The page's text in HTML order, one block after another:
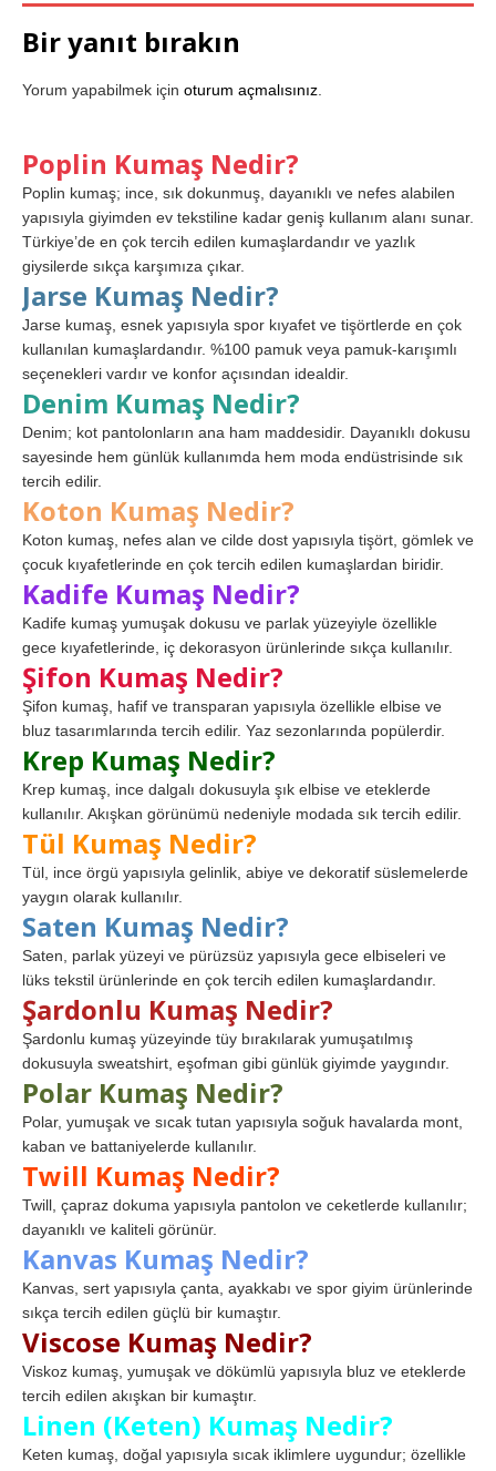
Bir yanıt bırakın
Yorum yapabilmek için oturum açmalısınız
Poplin Kumaş Nedir?
Poplin kumaş; ince, sık dokunmuş, dayanıklı ve nefes alabilen
yapısıyla giyimden ev tekstiline kadar geniş kullanım alanı sunar.
Türkiye’de en çok tercih edilen kumaşlardandır ve yazlık
giysilerde sıkça karşımıza çıkar.
Jarse Kumaş Nedir?
Jarse kumaş, esnek yapısıyla spor kıyafet ve tişörtlerde en çok
kullanılan kumaşlardandır. %100 pamuk veya pamuk-karışımlı
seçenekleri vardır ve konfor açısından idealdir.
Denim Kumaş Nedir?
Denim; kot pantolonların ana ham maddesidir. Dayanıklı dokusu
sayesinde hem günlük kullanımda hem moda endüstrisinde sık
tercih edilir.
Koton Kumaş Nedir?
Koton kumaş, nefes alan ve cilde dost yapısıyla tişört, gömlek ve
çocuk kıyafetlerinde en çok tercih edilen kumaşlardan biridir.
Kadife Kumaş Nedir?
Kadife kumaş yumuşak dokusu ve parlak yüzeyiyle özellikle
gece kıyafetlerinde, iç dekorasyon ürünlerinde sıkça kullanılır.
Şifon Kumaş Nedir?
Şifon kumaş, hafif ve transparan yapısıyla özellikle elbise ve
bluz tasarımlarında tercih edilir. Yaz sezonlarında popülerdir.
Krep Kumaş Nedir?
Krep kumaş, ince dalgalı dokusuyla şık elbise ve eteklerde
kullanılır. Akışkan görünümü nedeniyle modada sık tercih edilir.
Tül Kumaş Nedir?
Tül, ince örgü yapısıyla gelinlik, abiye ve dekoratif süslemelerde
yaygın olarak kullanılır.
Saten Kumaş Nedir?
Saten, parlak yüzeyi ve pürüzsüz yapısıyla gece elbiseleri ve
lüks tekstil ürünlerinde en çok tercih edilen kumaşlardandır.
Şardonlu Kumaş Nedir?
Şardonlu kumaş yüzeyinde tüy bırakılarak yumuşatılmış
dokusuyla sweatshirt, eşofman gibi günlük giyimde yaygındır.
Polar Kumaş Nedir?
Polar, yumuşak ve sıcak tutan yapısıyla soğuk havalarda mont,
kaban ve battaniyelerde kullanılır.
Twill Kumaş Nedir?
Twill, çapraz dokuma yapısıyla pantolon ve ceketlerde kullanılır;
dayanıklı ve kaliteli görünür.
Kanvas Kumaş Nedir?
Kanvas, sert yapısıyla çanta, ayakkabı ve spor giyim ürünlerinde
sıkça tercih edilen güçlü bir kumaştır.
Viscose Kumaş Nedir?
Viskoz kumaş, yumuşak ve dökümlü yapısıyla bluz ve eteklerde
tercih edilen akışkan bir kumaştır.
Linen (Keten) Kumaş Nedir?
Keten kumaş, doğal yapısıyla sıcak iklimlere uygundur; özellikle